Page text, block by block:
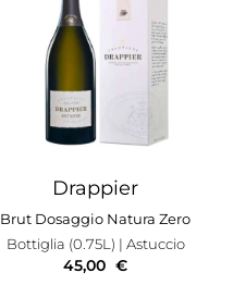
Drappier
Brut Dosaggio Natura Zero
Bottiglia (0.75L) | Astuccio
45,00 €